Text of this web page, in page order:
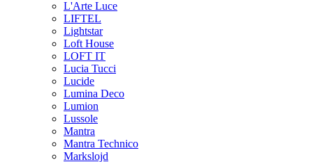
L'Arte Luce
LIFTEL
Lightstar
Loft House
LOFT IT
Lucia Tucci
Lucide
Lumina Deco
Lumion
Lussole
Mantra
Mantra Technico
Markslojd